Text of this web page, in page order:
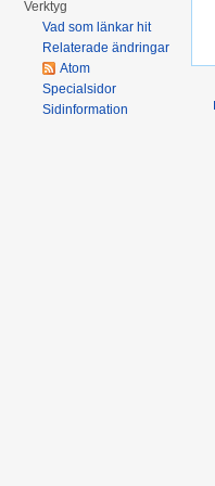
Verktyg
Vad som länkar hit
Relaterade ändringar
Atom
Specialsidor
Sidinformation